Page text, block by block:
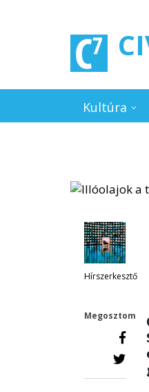
Kultúra
Hírszerkesztő
Megosztom